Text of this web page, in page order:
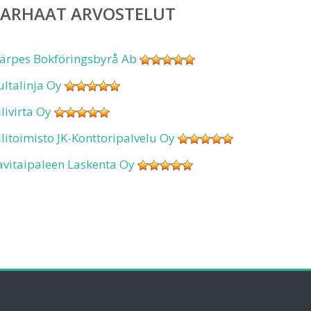
ARVOSTELUT
Bokföringsbyrå Ab
Oy
Oy
JK-Konttoripalvelu Oy
Laskenta Oy